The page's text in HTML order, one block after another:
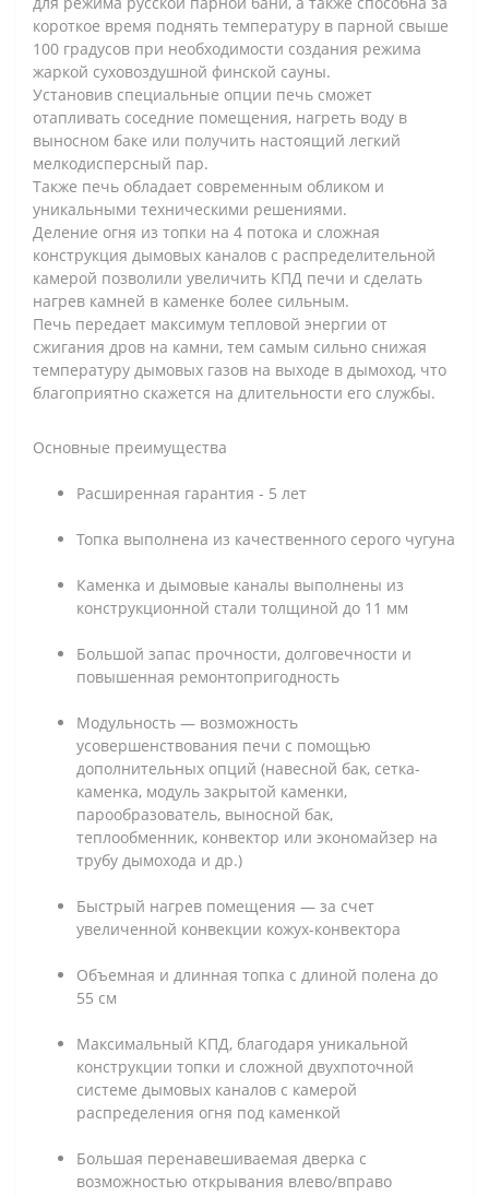
короткое время поднять температуру в парной свыше
100 градусов при необходимости создания режима
жаркой суховоздушной финской сауны.
Установив специальные опции печь сможет
отапливать соседние помещения, нагреть воду в
выносном баке или получить настоящий легкий
мелкодисперсный пар.
Также печь обладает современным обликом и
уникальными техническими решениями.
Деление огня из топки на 4 потока и сложная
конструкция дымовых каналов с распределительной
камерой позволили увеличить КПД печи и сделать
нагрев камней в каменке более сильным.
Печь передает максимум тепловой энергии от
сжигания дров на камни, тем самым сильно снижая
температуру дымовых газов на выходе в дымоход, что
благоприятно скажется на длительности его службы.
Основные преимущества
Расширенная гарантия - 5 лет
Топка выполнена из качественного серого чугуна
Каменка и дымовые каналы выполнены из
конструкционной стали толщиной до 11 мм
Большой запас прочности, долговечности и
повышенная ремонтопригодность
Модульность — возможность
усовершенствования печи с помощью
дополнительных опций (навесной бак, сетка-
каменка, модуль закрытой каменки,
парообразователь, выносной бак,
теплообменник, конвектор или экономайзер на
трубу дымохода и др.)
Быстрый нагрев помещения — за счет
увеличенной конвекции кожух-конвектора
Объемная и длинная топка с длиной полена до
55 см
Максимальный КПД, благодаря уникальной
конструкции топки и сложной двухпоточной
системе дымовых каналов с камерой
распределения огня под каменкой
Большая перенавешиваемая дверка с
возможностью открывания влево/вправо